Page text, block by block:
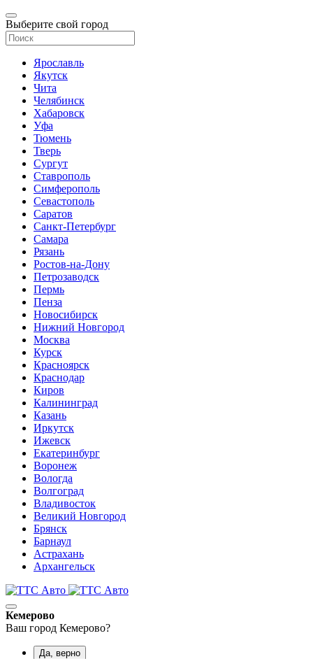
Выберите свой город
Ярославль
Якутск
Чита
Челябинск
Хабаровск
Уфа
Тюмень
Тверь
Сургут
Ставрополь
Симферополь
Севастополь
Саратов
Санкт-Петербург
Самара
Рязань
Ростов-на-Дону
Петрозаводск
Пермь
Пенза
Новосибирск
Нижний Новгород
Москва
Курск
Красноярск
Краснодар
Киров
Калининград
Казань
Иркутск
Ижевск
Екатеринбург
Воронеж
Вологда
Волгоград
Владивосток
Великий Новгород
Брянск
Барнаул
Астрахань
Архангельск
Кемерово
Ваш город Кемерово?
Да, верно